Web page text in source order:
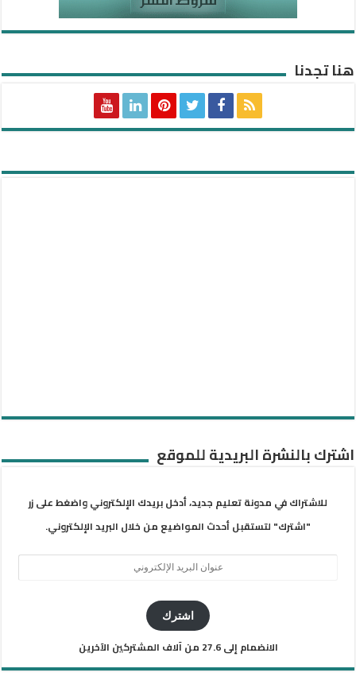
هنا تجدنا
اشترك بالنشرة البريدية للموقع
للاشتراك في مدونة تعليم جديد، أدخل بريدك الإلكتروني واضغط على زر
"اشترك" لتستقبل أحدث المواضيع من خلال البريد الإلكتروني.
اشترك
الانضمام إلى 27.6 من آلاف المشتركين الآخرين